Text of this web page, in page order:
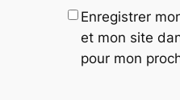
Enregistrer
et mon site
pour mon